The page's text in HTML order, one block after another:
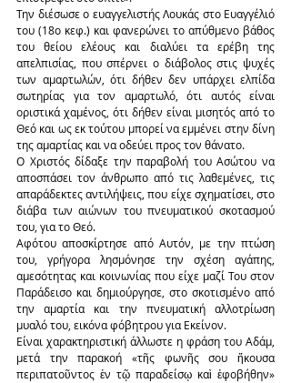
Την διέσωσε ο ευαγγελιστής Λουκάς στο Ευαγγέλιό
του (18ο κεφ.) και φανερώνει το απύθμενο βάθος
του θείου ελέους και διαλύει τα ερέβη της
απελπισίας, που σπέρνει ο διάβολος στις ψυχές
των αμαρτωλών, ότι δήθεν δεν υπάρχει ελπίδα
σωτηρίας για τον αμαρτωλό, ότι αυτός είναι
οριστικά χαμένος, ότι δήθεν είναι μισητός από το
Θεό και ως εκ τούτου μπορεί να εμμένει στην δίνη
της αμαρτίας και να οδεύει προς τον θάνατο.
Ο Χριστός δίδαξε την παραβολή του Ασώτου να
αποσπάσει τον άνθρωπο από τις λαθεμένες, τις
απαράδεκτες αντιλήψεις, που είχε σχηματίσει, στο
διάβα των αιώνων του πνευματικού σκοτασμού
του, για το Θεό.
Αφότου αποσκίρτησε από Αυτόν, με την πτώση
του, γρήγορα λησμόνησε την σχέση αγάπης,
αμεσότητας και κοινωνίας που είχε μαζί Του στον
Παράδεισο και δημιούργησε, στο σκοτισμένο από
την αμαρτία και την πνευματική αλλοτρίωση
μυαλό του, εικόνα φόβητρου για Εκείνον.
Είναι χαρακτηριστική άλλωστε η φράση του Αδάμ,
μετά την παρακοή «τῆς φωνῆς σου ἤκουσα
περιπατοῦντος ἐν τῷ παραδείσῳ καὶ ἐφοβήθην»